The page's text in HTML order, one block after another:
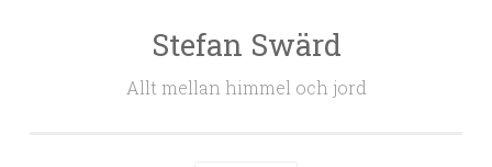
Stefan Swärd
Allt mellan himmel och jord